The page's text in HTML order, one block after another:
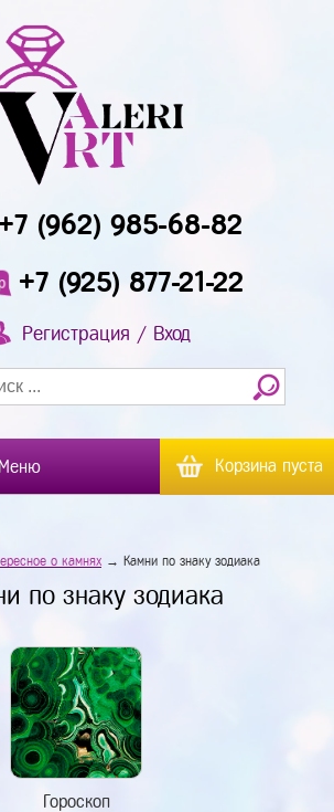
+7 (962) 985-68-82
+7 (925) 877-21-22
Регистрация / Вход
Меню Корзина пуста
о камнях → Камни по знаку зодиака
по знаку зодиака
Гороскоп